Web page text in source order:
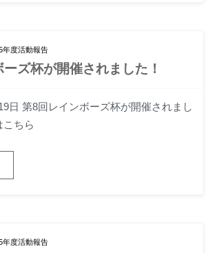
年度活動報告
ズ杯が開催されました！
日 第8回レインボーズ杯が開催されまし
ちら
年度活動報告